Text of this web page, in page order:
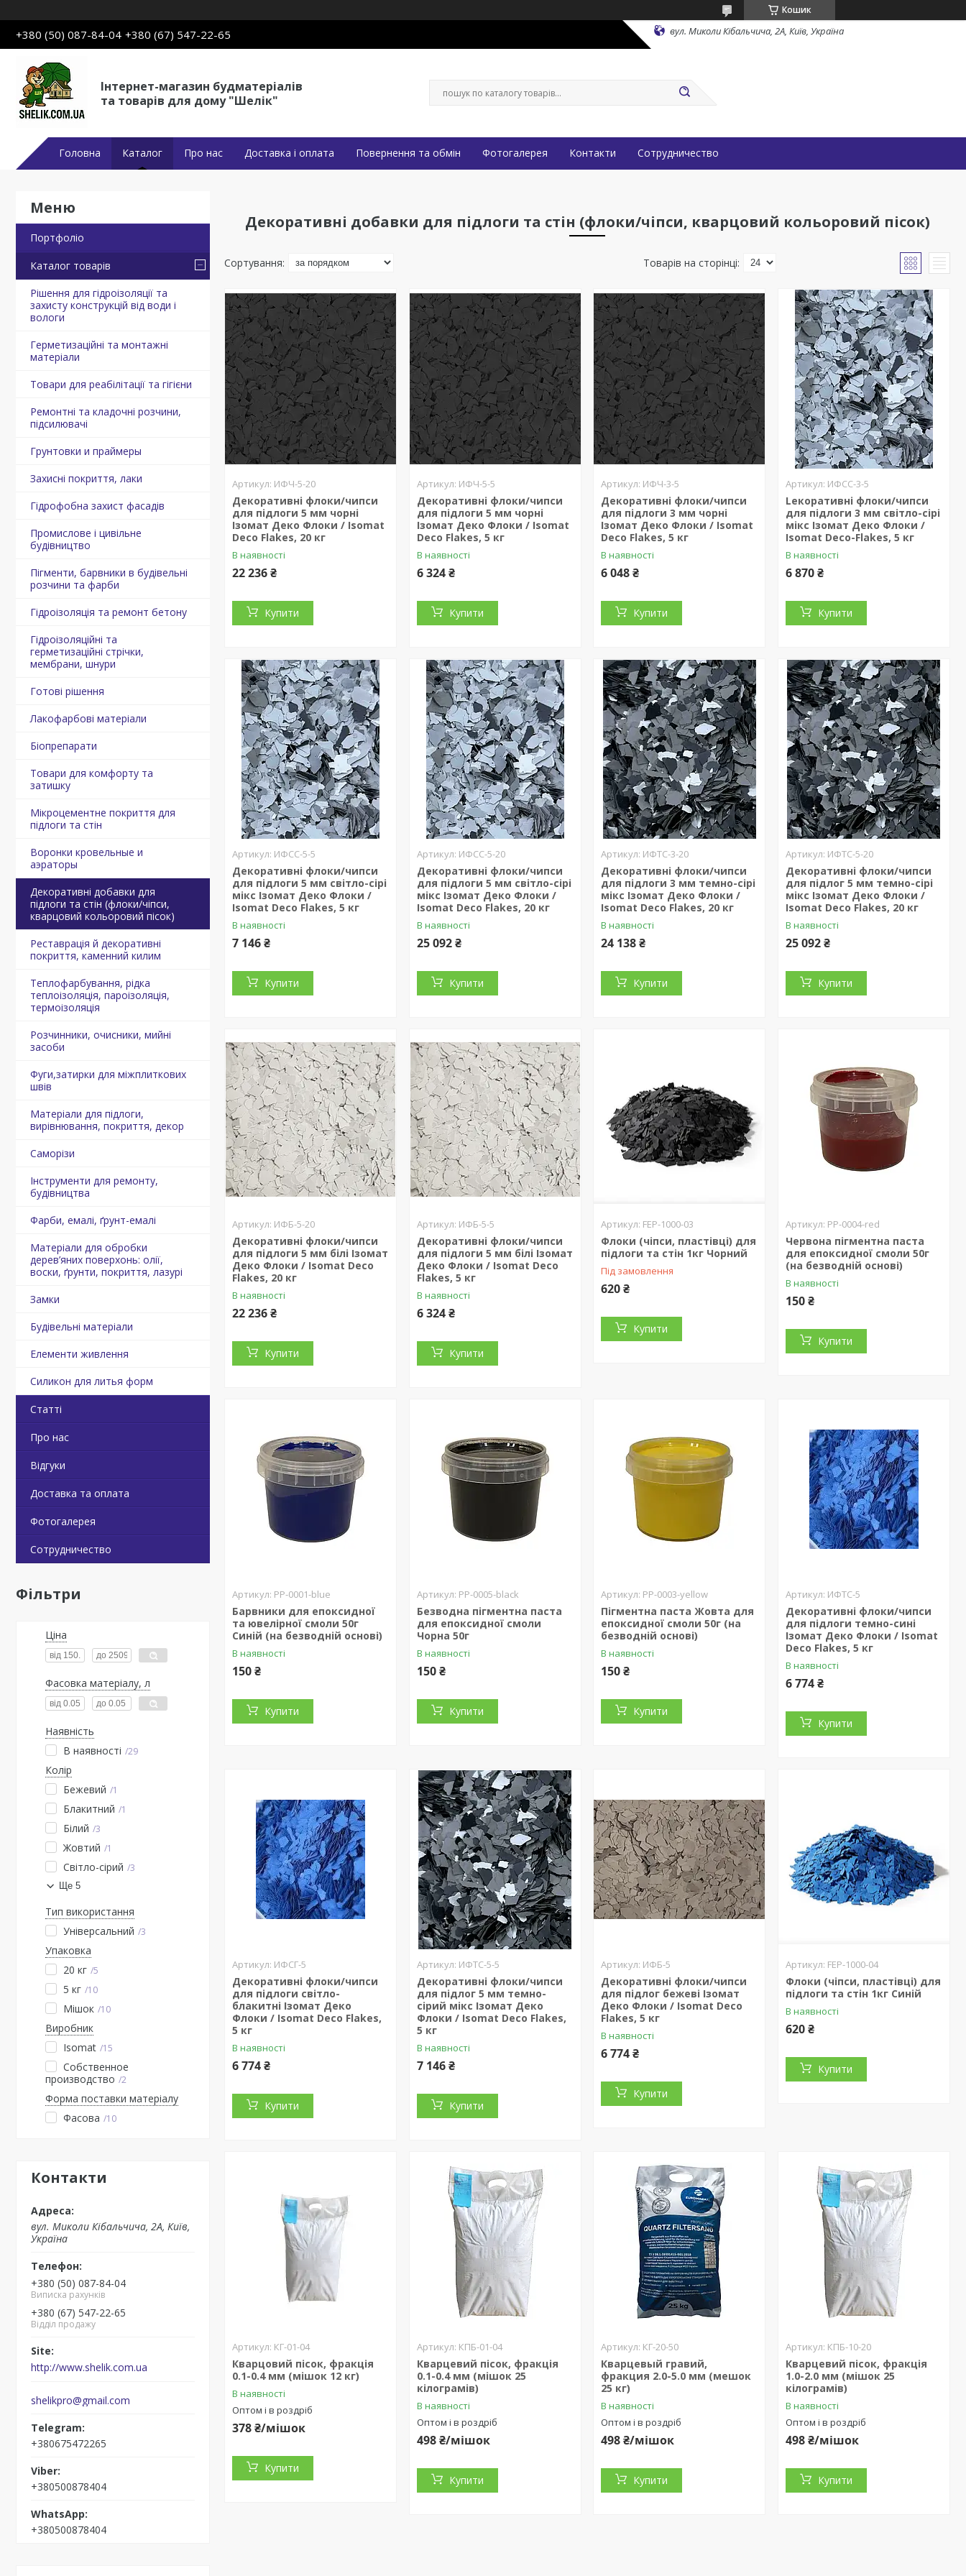
Кошик
+380 (50) 087-84-04 +380 (67) 547-22-65 вул. Миколи Кібальчича, 2А, Київ, Україна
Інтернет-магазин будматеріалів
та товарів для дому "Шелік"
Головна Каталог Про нас Доставка і оплата Повернення та обмін Фотогалерея Контакти Сотрудничество
Портфоліо
Каталог товарів
Рішення для гідроізоляції та
захисту конструкцій від води і
вологи
Герметизаційні та монтажні
матеріали
Товари для реабілітації та гігієни
Ремонтні та кладочні розчини,
підсилювачі
Грунтовки и праймеры
Захисні покриття, лаки
Гідрофобна захист фасадів
Промислове і цивільне
будівництво
Пігменти, барвники в будівельні
розчини та фарби
Гідроізоляція та ремонт бетону
Гідроізоляційні та
герметизаційні стрічки,
мембрани, шнури
Готові рішення
Лакофарбові матеріали
Біопрепарати
Товари для комфорту та
затишку
Мікроцементне покриття для
підлоги та стін
Воронки кровельные и
аэраторы
Декоративні добавки для
підлоги та стін (флоки/чіпси,
кварцовий кольоровий пісок)
Реставрація й декоративні
покриття, каменний килим
Теплофарбування, рідка
теплоізоляція, пароізоляція,
термоізоляція
Розчинники, очисники, мийні
засоби
Фуги,затирки для міжплиткових
швів
Матеріали для підлоги,
вирівнювання, покриття, декор
Саморізи
Інструменти для ремонту,
будівництва
Фарби, емалі, ґрунт-емалі
Матеріали для обробки
дерев’яних поверхонь: олії,
воски, ґрунти, покриття, лазурі
Замки
Будівельні матеріали
Елементи живлення
Силикон для литья форм
Статті
Про нас
Відгуки
Доставка та оплата
Фотогалерея
Сотрудничество
Фільтри
Ціна
Фасовка матеріалу, л
Наявність
В наявності 29
Колір
Бежевий
1
Блакитний 1
Білий 3
Жовтий 1
Світло-сірий 3
Ще 5
Тип використання
Універсальний 3
Упаковка
20 кг 5
5 кг 10
Мішок 10
Виробник
Isomat 15
Собственное
производство 2
Форма поставки матеріалу
Фасова
10
Контакти
вул. Миколи Кібальчича, 2А, Київ,
Україна
+380 (50) 087-84-04
Виписка рахунків
+380 (67) 547-22-65
Відділ продажу
http://www.shelik.com.ua
shelikpro@gmail.com
+380675472265
+380500878404
+380500878404
Декоративні добавки для підлоги та стін (флоки/чіпси, кварцовий кольоровий пісок)
ИФЧ-5-20
Декоративні флоки/чипси
для підлоги 5 мм чорні
Ізомат Деко Флоки / Isomat
Deco Flakes, 20 кг
В наявності
22 236 ₴
Купити
ИФЧ-5-5
Декоративні флоки/чипси
для підлоги 5 мм чорні
Ізомат Деко Флоки / Isomat
Deco Flakes, 5 кг
В наявності
6 324 ₴
Купити
ИФЧ-3-5
Декоративні флоки/чипси
для підлоги 3 мм чорні
Ізомат Деко Флоки / Isomat
Deco Flakes, 5 кг
В наявності
6 048 ₴
Купити
ИФСС-3-5
Lекоративні флоки/чипси
для підлоги 3 мм світло-сірі
мікс Ізомат Деко Флоки /
Isomat Deco-Flakes, 5 кг
В наявності
6 870 ₴
Купити
ИФСС-5-5
Декоративні флоки/чипси
для підлоги 5 мм світло-сірі
мікс Ізомат Деко Флоки /
Isomat Deco Flakes, 5 кг
В наявності
7 146 ₴
Купити
ИФСС-5-20
Декоративні флоки/чипси
для підлоги 5 мм світло-сірі
мікс Ізомат Деко Флоки /
Isomat Deco Flakes, 20 кг
В наявності
25 092 ₴
Купити
ИФТС-3-20
Декоративні флоки/чипси
для підлоги 3 мм темно-сірі
мікс Ізомат Деко Флоки /
Isomat Deco Flakes, 20 кг
В наявності
24 138 ₴
Купити
ИФТС-5-20
Декоративні флоки/чипси
для підлог 5 мм темно-сірі
мікс Ізомат Деко Флоки /
Isomat Deco Flakes, 20 кг
В наявності
25 092 ₴
Купити
ИФБ-5-20
Декоративні флоки/чипси
для підлоги 5 мм білі Ізомат
Деко Флоки / Isomat Deco
Flakes, 20 кг
В наявності
22 236 ₴
Купити
ИФБ-5-5
Декоративні флоки/чипси
для підлоги 5 мм білі Ізомат
Деко Флоки / Isomat Deco
Flakes, 5 кг
В наявності
6 324 ₴
Купити
FEP-1000-03
Флоки (чіпси, пластівці) для
підлоги та стін 1кг Чорний
Під замовлення
620 ₴
Купити
PP-0004-red
Червона пігментна паста
для епоксидної смоли 50г
(на безводній основі)
В наявності
150 ₴
Купити
PP-0001-blue
Барвники для епоксидної
та ювелірної смоли 50г
Синій (на безводній основі)
В наявності
150 ₴
Купити
PP-0005-black
Безводна пігментна паста
для епоксидної смоли
Чорна 50г
В наявності
150 ₴
Купити
PP-0003-yellow
Пігментна паста Жовта для
епоксидної смоли 50г (на
безводній основі)
В наявності
150 ₴
Купити
ИФТС-5
Декоративні флоки/чипси
для підлоги темно-сині
Ізомат Деко Флоки / Isomat
Deco Flakes, 5 кг
В наявності
6 774 ₴
Купити
ИФСГ-5
Декоративні флоки/чипси
для підлоги світло-
блакитні Ізомат Деко
Флоки / Isomat Deco Flakes,
5 кг
В наявності
6 774 ₴
Купити
ИФТС-5-5
Декоративні флоки/чипси
для підлог 5 мм темно-
сірий мікс Ізомат Деко
Флоки / Isomat Deco Flakes,
5 кг
В наявності
7 146 ₴
Купити
ИФБ-5
Декоративні флоки/чипси
для підлог бежеві Ізомат
Деко Флоки / Isomat Deco
Flakes, 5 кг
В наявності
6 774 ₴
Купити
FEP-1000-04
Флоки (чіпси, пластівці) для
підлоги та стін 1кг Синій
В наявності
620 ₴
Купити
КГ-01-04
Кварцовий пісок, фракція
0.1-0.4 мм (мішок 12 кг)
В наявності
Оптом і в роздріб
378 ₴/мішок
Купити
КПБ-01-04
Кварцевий пісок, фракція
0.1-0.4 мм (мішок 25
кілограмів)
В наявності
Оптом і в роздріб
498 ₴/мішок
Купити
КГ-20-50
Кварцевый гравий,
фракция 2.0-5.0 мм (мешок
25 кг)
В наявності
Оптом і в роздріб
498 ₴/мішок
Купити
КПБ-10-20
Кварцевий пісок, фракція
1.0-2.0 мм (мішок 25
кілограмів)
В наявності
Оптом і в роздріб
498 ₴/мішок
Купити